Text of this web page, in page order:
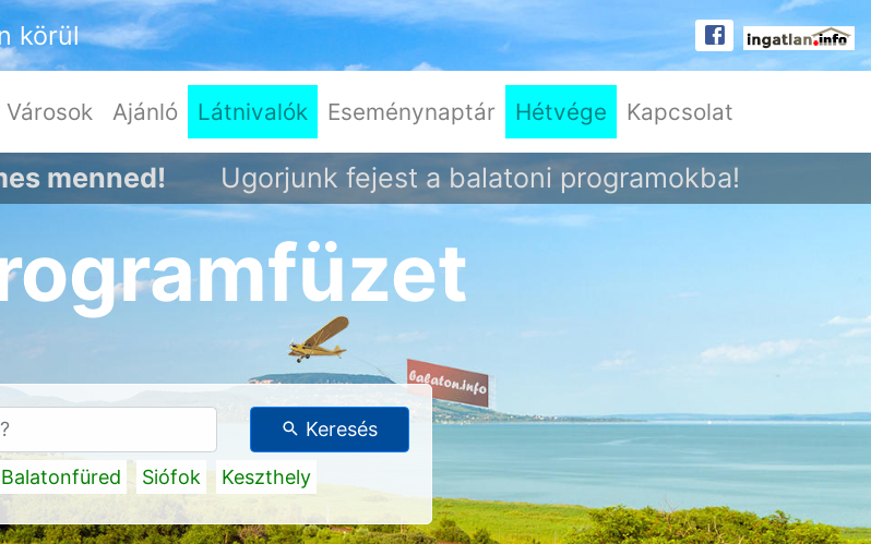
körül
(current)
Városok Ajánló Látnivalók Eseménynaptár Hétvége Kapcsolat
menned! Ugorjunk fejest a balatoni programokba!
Keresés
Balatonfüred Siófok Keszthely